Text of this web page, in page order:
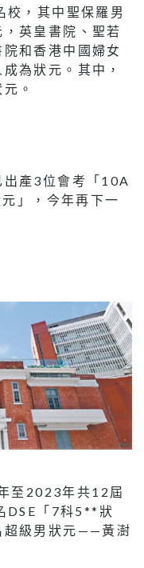
校，其中聖保羅男
英皇書院、聖若
和香港中國婦女
為狀元。其中，
。
產3位會考「10A
」，今年再下一
至2023年共12屆
DSE「7科5**狀
超級男狀元——黃澍